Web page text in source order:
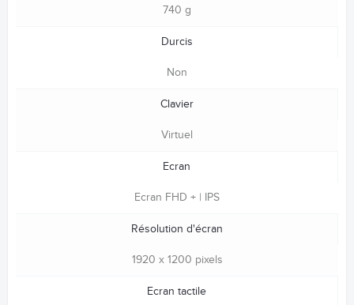
740 g
Durcis
Non
Clavier
Virtuel
Ecran
Ecran FHD + | IPS
Résolution d'écran
1920 x 1200 pixels
Ecran tactile